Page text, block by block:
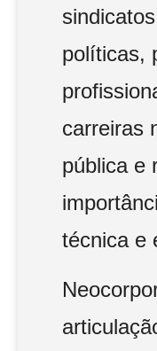
políticas,
carreiras
pública e
técnica e